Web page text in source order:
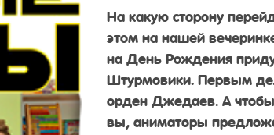
На какую сторону
этом на нашей
на День Рождения
Штурмовики. Первым
орден Джедаев. А чтобы
вы, аниматоры